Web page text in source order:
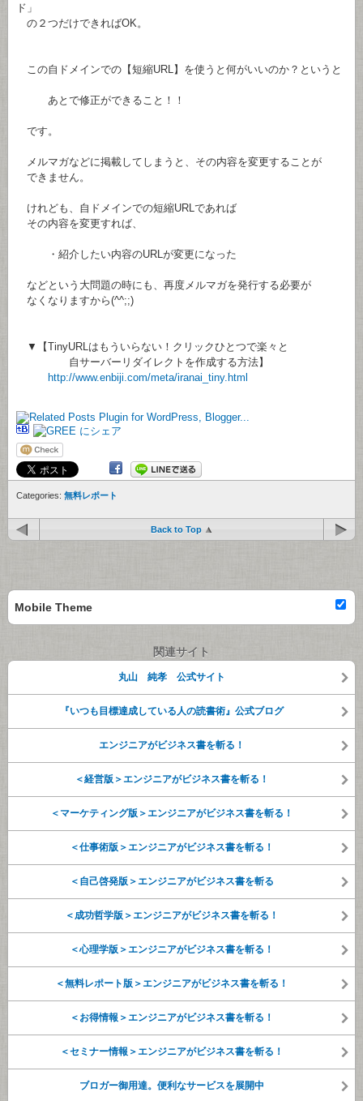
ド」
の２つだけできればOK。
この自ドメインでの【短縮URL】を使うと何がいいのか？というと
あとで修正ができること！！
です。
メルマガなどに掲載してしまうと、その内容を変更することが
できません。
けれども、自ドメインでの短縮URLであれば
その内容を変更すれば、
・紹介したい内容のURLが変更になった
などという大問題の時にも、再度メルマガを発行する必要が
なくなりますから(^^;;)
▼【TinyURLはもういらない！クリックひとつで楽々と
自サーバーリダイレクトを作成する方法】
http://www.enbiji.com/meta/iranai_tiny.html
Categories: 無料レポート
Back to Top
Mobile Theme
関連サイト
丸山 純孝 公式サイト
『いつも目標達成している人の読書術』公式ブログ
エンジニアがビジネス書を斬る！
＜経営版＞エンジニアがビジネス書を斬る！
＜マーケティング版＞エンジニアがビジネス書を斬る！
＜仕事術版＞エンジニアがビジネス書を斬る！
＜自己啓発版＞エンジニアがビジネス書を斬る
＜成功哲学版＞エンジニアがビジネス書を斬る！
＜心理学版＞エンジニアがビジネス書を斬る！
＜無料レポート版＞エンジニアがビジネス書を斬る！
＜お得情報＞エンジニアがビジネス書を斬る！
＜セミナー情報＞エンジニアがビジネス書を斬る！
ブロガー御用達。便利なサービスを展開中